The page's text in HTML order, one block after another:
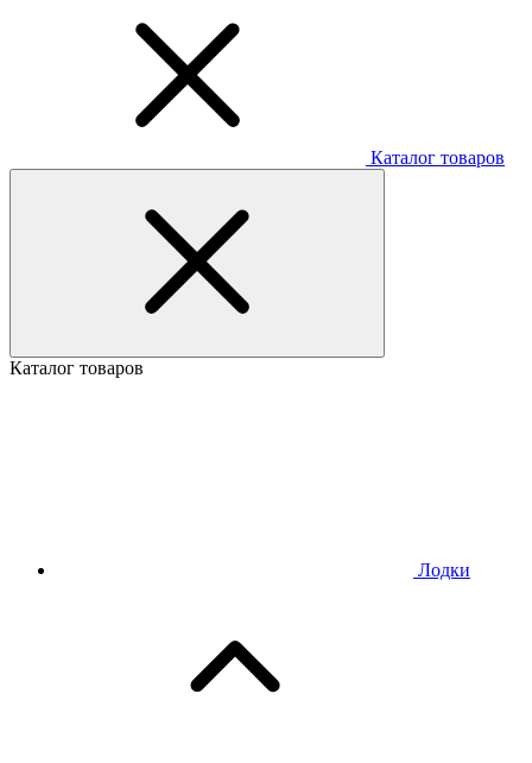
Каталог товаров
Каталог товаров
Лодки